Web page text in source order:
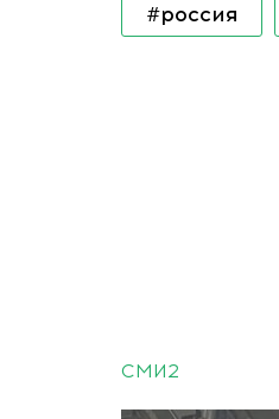
#россия
СМИ2